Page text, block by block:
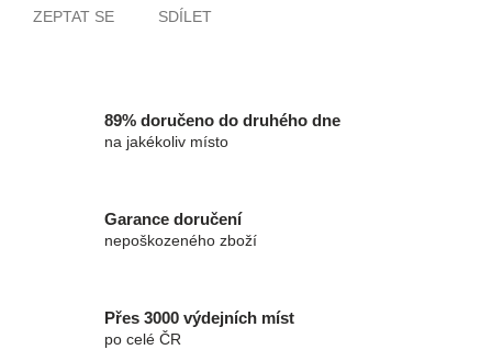
ZEPTAT SE SDÍLET
89% doručeno do druhého dne
na jakékoliv místo
Garance doručení
nepoškozeného zboží
Přes 3000 výdejních míst
po celé ČR